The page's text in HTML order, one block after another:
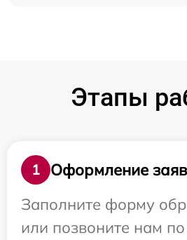
Этапы
1
Оформление
Заполните форму
или позвоните нам